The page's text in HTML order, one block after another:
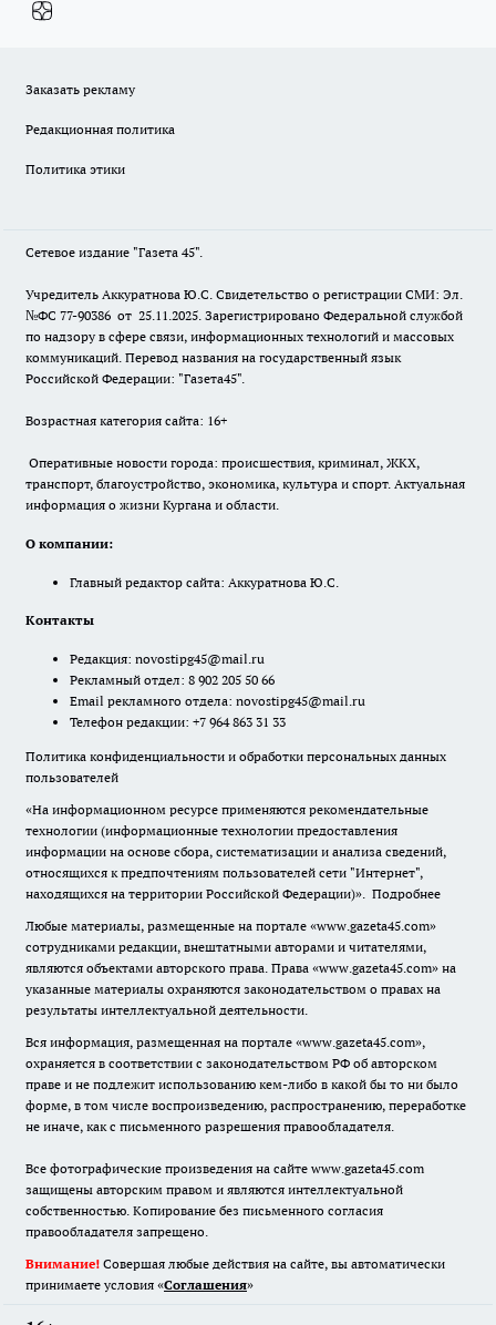
Заказать рекламу
Редакционная политика
Политика этики
Сетевое издание "Газета 45".
Учредитель Аккуратнова Ю.С. Свидетельство о регистрации СМИ: Эл.
№ФС 77-90386 от 25.11.2025. Зарегистрировано Федеральной службой
по надзору в сфере связи, информационных технологий и массовых
коммуникаций. Перевод названия на государственный язык
Российской Федерации: "Газета45".
Возрастная категория сайта: 16+
Оперативные новости города: происшествия, криминал, ЖКХ,
транспорт, благоустройство, экономика, культура и спорт. Актуальная
информация о жизни Кургана и области.
О компании:
Главный редактор сайта: Аккуратнова Ю.С.
Контакты
Редакция: novostipg45@mail.ru
Рекламный отдел: 8 902 205 50 66
Email рекламного отдела: novostipg45@mail.ru
Телефон редакции: +7 964 863 31 33
Политика конфиденциальности и обработки персональных данных
пользователей
«На информационном ресурсе применяются рекомендательные
технологии (информационные технологии предоставления
информации на основе сбора, систематизации и анализа сведений,
относящихся к предпочтениям пользователей сети "Интернет",
находящихся на территории Российской Федерации)». Подробнее
Любые материалы, размещенные на портале «www.gazeta45.com»
сотрудниками редакции, внештатными авторами и читателями,
являются объектами авторского права. Права «www.gazeta45.com» на
указанные материалы охраняются законодательством о правах на
результаты интеллектуальной деятельности.
Вся информация, размещенная на портале «www.gazeta45.com»,
охраняется в соответствии с законодательством РФ об авторском
праве и не подлежит использованию кем-либо в какой бы то ни было
форме, в том числе воспроизведению, распространению, переработке
не иначе, как с письменного разрешения правообладателя.
Все фотографические произведения на сайте www.gazeta45.com
защищены авторским правом и являются интеллектуальной
собственностью. Копирование без письменного согласия
правообладателя запрещено.
Внимание! Совершая любые действия на сайте, вы автоматически
принимаете условия «Cоглашения»